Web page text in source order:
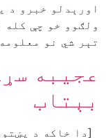
اورېدلو خبرو د
ولګوو خو چې
تېر شي نو
عجيبه
بېتاب